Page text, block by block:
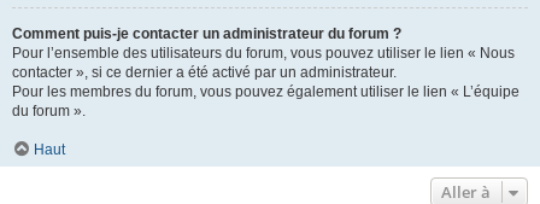
Comment puis-je contacter un administrateur du forum ?
Pour l’ensemble des utilisateurs du forum, vous pouvez utiliser le lien « Nous
contacter », si ce dernier a été activé par un administrateur.
Pour les membres du forum, vous pouvez également utiliser le lien « L’équipe
du forum ».
Haut
Aller à